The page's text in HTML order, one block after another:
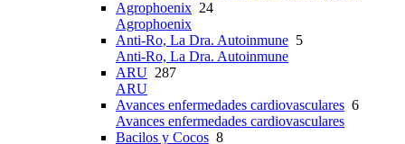
Agrophoenix 24
Agrophoenix
Anti-Ro, La Dra. Autoinmune 5
Anti-Ro, La Dra. Autoinmune
ARU 287
ARU
Avances enfermedades cardiovasculares 6
Avances enfermedades cardiovasculares
Bacilos y Cocos 8